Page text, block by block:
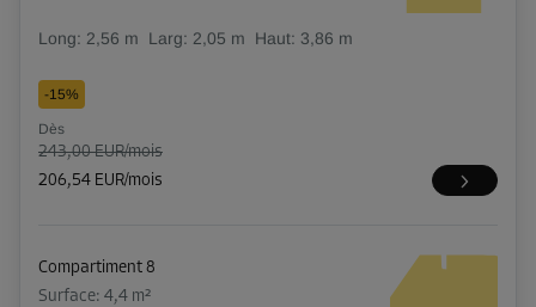
Long: 2,56 m Larg: 2,05 m Haut: 3,86 m
-15%
Dès
243,00 EUR/mois
206,54 EUR/mois
Compartiment 8
Surface: 4,4 m²